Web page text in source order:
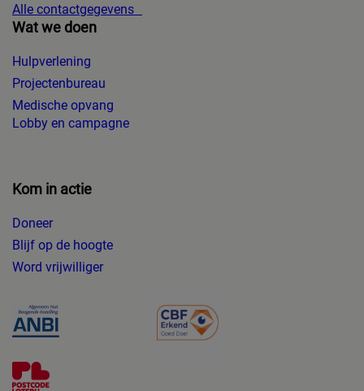
Alle contactgegevens
Wat we doen
Hulpverlening
Projectenbureau
Medische opvang
Lobby en campagne
Kom in actie
Doneer
Blijf op de hoogte
Word vrijwilliger